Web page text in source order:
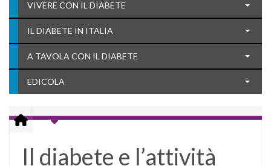
VIVERE CON IL DIABETE
IL DIABETE IN ITALIA
A TAVOLA CON IL DIABETE
EDICOLA
Il diabete e l’attività